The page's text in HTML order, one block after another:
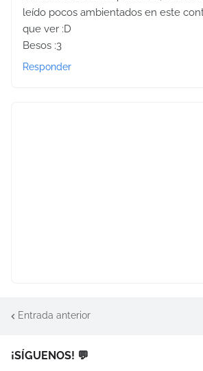
leído pocos ambientados en este
que ver :D
Besos :3
Responder
Entrada anterior
¡SÍGUENOS! 💬